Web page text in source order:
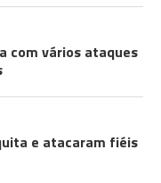
com vários ataques
e atacaram fiéis